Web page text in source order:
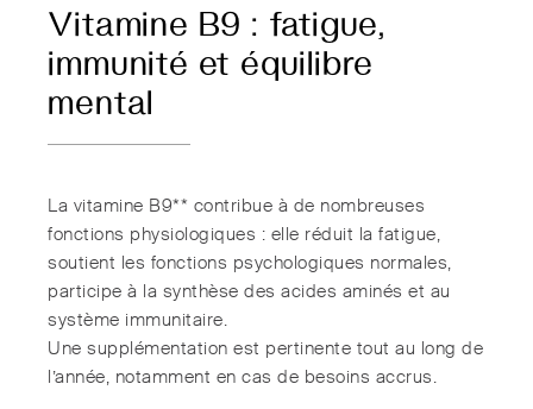
Vitamine B9 : fatigue,
immunité et équilibre
mental
La vitamine B9** contribue à de nombreuses
fonctions physiologiques : elle réduit la fatigue,
soutient les fonctions psychologiques normales,
participe à la synthèse des acides aminés et au
système immunitaire.
Une supplémentation est pertinente tout au long de
l’année, notamment en cas de besoins accrus.